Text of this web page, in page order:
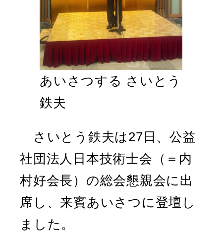
あいさつする さいとう
鉄夫
さいとう鉄夫は27日、公益
社団法人日本技術士会（＝内
村好会長）の総会懇親会に出
席し、来賓あいさつに登壇し
ました。